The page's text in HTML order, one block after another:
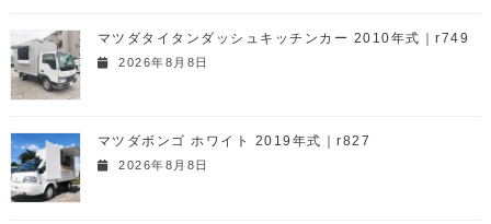
マツダタイタンダッシュキッチンカー 2010年式｜r749
2026年8月8日
マツダボンゴ ホワイト 2019年式｜r827
2026年8月8日